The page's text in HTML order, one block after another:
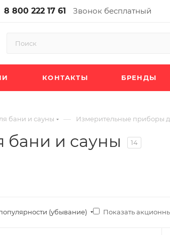
8 800 222 17 61 Звонок бесплатный
КОНТАКТЫ БРЕНДЫ
бани и сауны — Измерительные приборы
бани и сауны 14
(убывание) Показать